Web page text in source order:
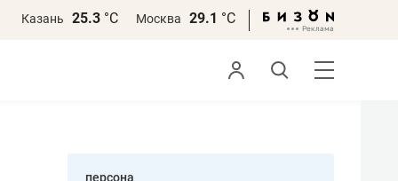
Казань 25.3 °С Москва 29.1 °С
персона